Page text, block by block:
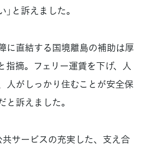
と訴えました。
に直結する国境離島の補助は厚
指摘。フェリー運賃を下げ、人
人がしっかり住むことが安全保
と訴えました。
サービスの充実した、支え合